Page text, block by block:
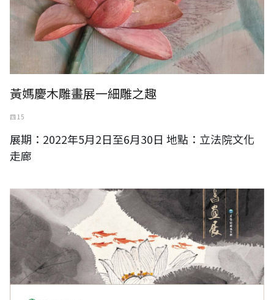
黃媽慶木雕畫展一細雕之趣
四 15
展期：2022年5月2日至6月30日 地點：立法院文化
走廊
悠然自在—李轂摩書畫展，太魯閣遊客中心展出至5月16日